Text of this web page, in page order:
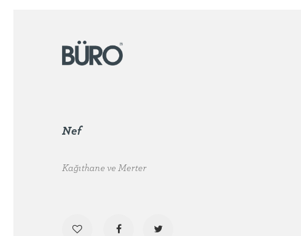
Nef
Kağıthane ve Merter